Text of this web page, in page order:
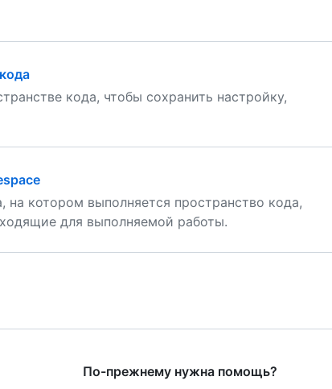
кода, чтобы сохранить настройку,
котором выполняется пространство кода,
для выполняемой работы.
По-прежнему нужна помощь?